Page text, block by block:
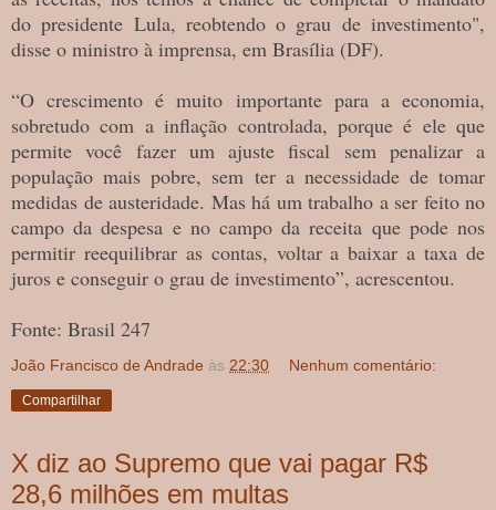
do presidente Lula, reobtendo o grau de investimento",
disse o ministro à imprensa, em Brasília (DF).
“O crescimento é muito importante para a economia,
sobretudo com a inflação controlada, porque é ele que
permite você fazer um ajuste fiscal sem penalizar a
população mais pobre, sem ter a necessidade de tomar
medidas de austeridade. Mas há um trabalho a ser feito no
campo da despesa e no campo da receita que pode nos
permitir reequilibrar as contas, voltar a baixar a taxa de
juros e conseguir o grau de investimento”, acrescentou.
Fonte: Brasil 247
João Francisco de Andrade às 22:30 Nenhum comentário:
Compartilhar
X diz ao Supremo que vai pagar R$
28,6 milhões em multas